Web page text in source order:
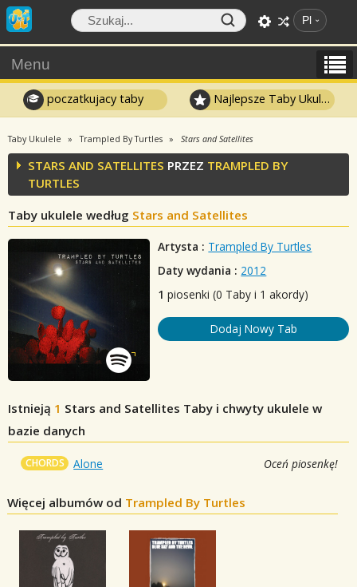
Pl
Menu
poczatkujacy taby Najlepsze Taby Ukulele
Taby Ukulele Trampled By Turtles Stars and Satellites
STARS AND SATELLITES PRZEZ TRAMPLED BY
TURTLES
Taby ukulele według Stars and Satellites
Artysta : Trampled By Turtles
Daty wydania : 2012
1 piosenki (0 Taby i 1 akordy)
Dodaj Nowy Tab
Istnieją 1 Stars and Satellites Taby i chwyty ukulele w
bazie danych
CHORDS Alone Oceń piosenkę!
Więcej albumów od Trampled By Turtles